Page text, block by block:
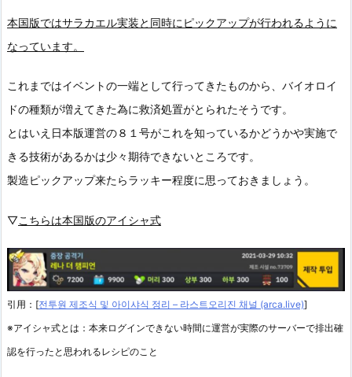
本国版ではサラカエル実装と同時にピックアップが行われるように
なっています。
これまではイベントの一端として行ってきたものから、バイオロイ
ドの種類が増えてきた為に救済処置がとられたそうです。
とはいえ日本版運営の８１号がこれを知っているかどうかや実施で
きる技術があるかは少々期待できないところです。
製造ピックアップ来たらラッキー程度に思っておきましょう。
▽こちらは本国版のアイシャ式
引用：[전투원 제조식 및 아이샤식 정리 – 라스트오리진 채널 (arca.live)]
※アイシャ式とは： 本来ログインできない時間に運営が実際のサーバーで排出確
認を行ったと思われるレシピのこと